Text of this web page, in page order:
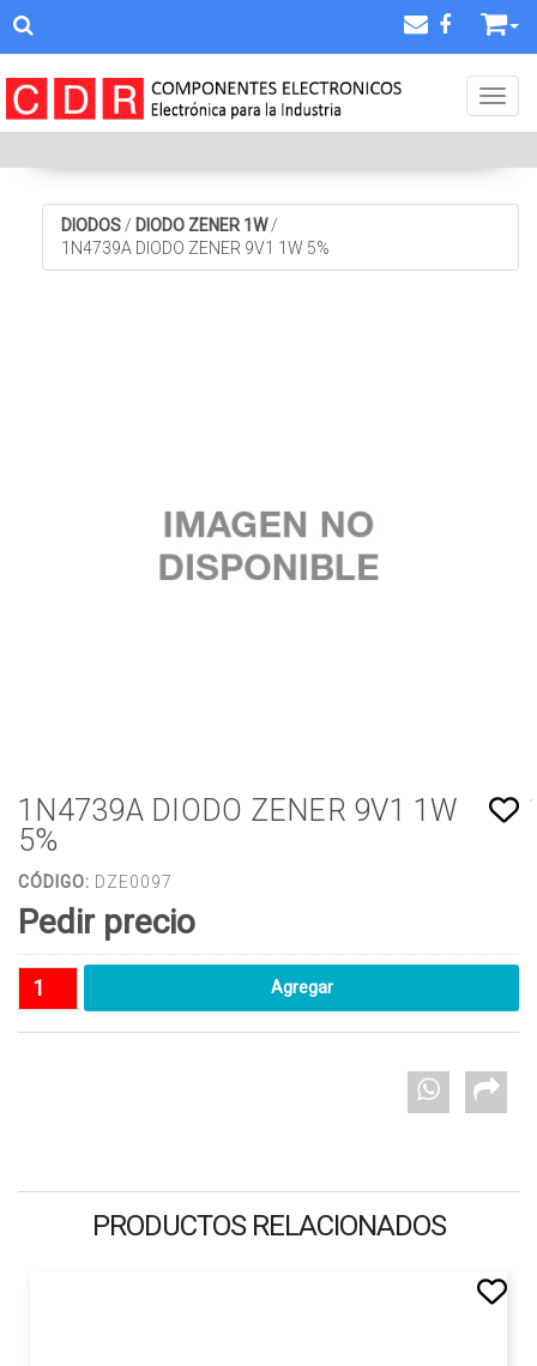
DIODOS / DIODO ZENER 1W /
1N4739A DIODO ZENER 9V1 1W 5%
1N4739A DIODO ZENER 9V1 1W
5%
CÓDIGO: DZE0097
Pedir precio
PRODUCTOS RELACIONADOS